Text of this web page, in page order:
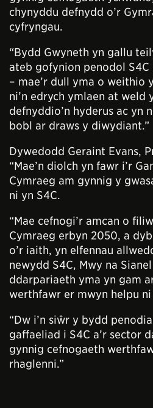
chynyddu defnydd o’r
cyfryngau.
“Bydd Gwyneth yn gallu
ateb gofynion penodol S4C
– mae’r dull yma o weithio
ni’n edrych ymlaen at weld
defnyddio’n hyderus ac yn
bobl ar draws y diwydiant.”
Dywedodd Geraint Evans,
“Mae’n diolch yn fawr i’r
Cymraeg am gynnig y
ni yn S4C.
“Mae cefnogi’r amcan o
Cymraeg erbyn 2050, a
o’r iaith, yn elfennau
newydd S4C, Mwy na
ddarpariaeth yma yn gam
werthfawr er mwyn helpu
“Dw i’n siŵr y bydd
gaffaeliad i S4C a’r sector
gynnig cefnogaeth
rhaglenni.”